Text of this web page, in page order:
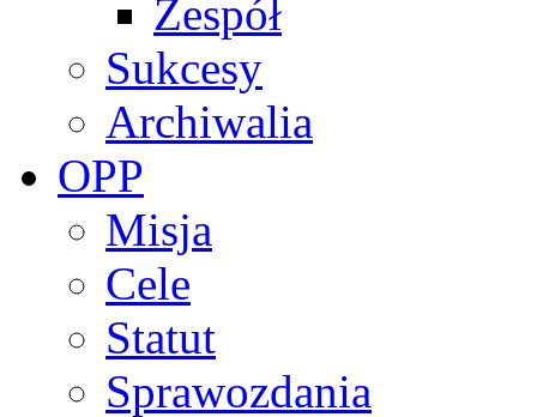
Zespół
Sukcesy
Archiwalia
OPP
Misja
Cele
Statut
Sprawozdania